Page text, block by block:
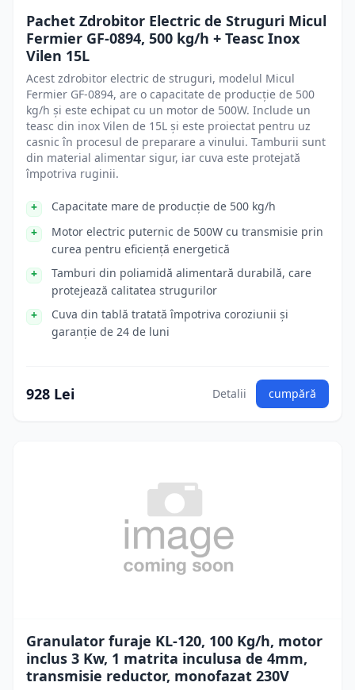
Pachet Zdrobitor Electric de Struguri Micul
Fermier GF-0894, 500 kg/h + Teasc Inox
Vilen 15L
Acest zdrobitor electric de struguri, modelul Micul
Fermier GF-0894, are o capacitate de producție de 500
kg/h și este echipat cu un motor de 500W. Include un
teasc din inox Vilen de 15L și este proiectat pentru uz
casnic în procesul de preparare a vinului. Tamburii sunt
din material alimentar sigur, iar cuva este protejată
împotriva ruginii.
Capacitate mare de producție de 500 kg/h
Motor electric puternic de 500W cu transmisie prin
curea pentru eficiență energetică
Tamburi din poliamidă alimentară durabilă, care
protejează calitatea strugurilor
Cuva din tablă tratată împotriva coroziunii și
garanție de 24 de luni
928 Lei Detalii cumpără
Granulator furaje KL-120, 100 Kg/h, motor
inclus 3 Kw, 1 matrita inculusa de 4mm,
transmisie reductor, monofazat 230V